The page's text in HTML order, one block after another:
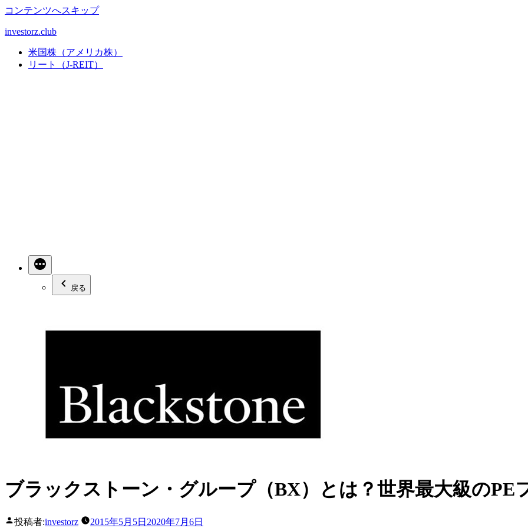
コンテンツへスキップ
investorz.club
米国株（アメリカ株）
リート（J-REIT）
戻る
ブラックストーン・グループ（BX）とは？世界最大級のPE
投稿者:investorz 2015年5月5日 2020年7月6日